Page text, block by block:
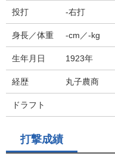
投打 -右打
身長／体重 -cm／-kg
生年月日 1923年
経歴 丸子農商
ドラフト
打撃成績